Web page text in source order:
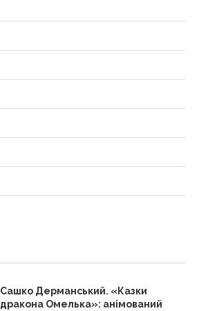
Сашко Дерманський. «Казки
дракона Омелька»: анімований